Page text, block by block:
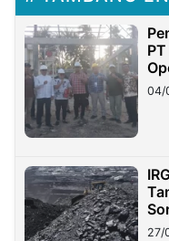
04/
27/